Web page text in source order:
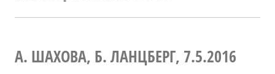
А. ШАХОВА, Б. ЛАНЦБЕРГ, 7.5.2016